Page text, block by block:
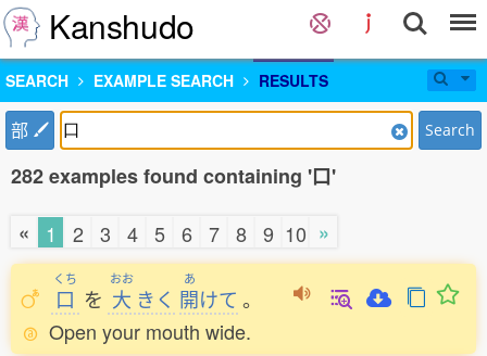
Kanshudo
SEARCH EXAMPLE SEARCH RESULTS
部 Search
282 examples found containing '口'
« 1 2 3 4 5 6 7 8 9 10 »
くち
口 を
おお
大 きく
あ
開けて 。
Open your mouth wide.